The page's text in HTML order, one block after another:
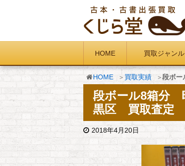
HOME 買取ジャンル
HOME 買取実績 段ボ
段ボール8箱分
黒区 買取査定
2018年4月20日